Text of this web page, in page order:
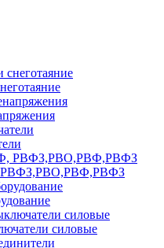
РВФЗ,РВО,РВФ,РВФЗ
cиловые